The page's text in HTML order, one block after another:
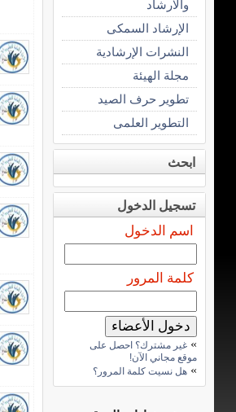
والارشاد
الإرشاد السمكى
النشرات الإرشادية
مجلة الهيئة
تطوير حرف الصيد
التطوير العلمى
ابحث
تسجيل الدخول
اسم الدخول
كلمة المرور
» غير مشترك؟ احصل على
موقع مجاني الآن!
» هل نسيت كلمة المرور؟